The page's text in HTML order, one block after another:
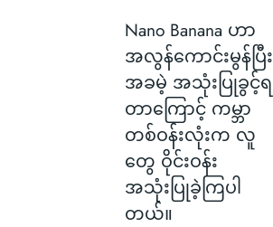
Nano Banana ဟာ
အလွန်ကောင်းမွန်ပြီး
အခမဲ့ အသုံးပြုခွင့်ရ
တာကြောင့် ကမ္ဘာ
တစ်ဝန်းလုံးက လူ
တွေ ဝိုင်းဝန်း
အသုံးပြုခဲ့ကြပါ
တယ်။